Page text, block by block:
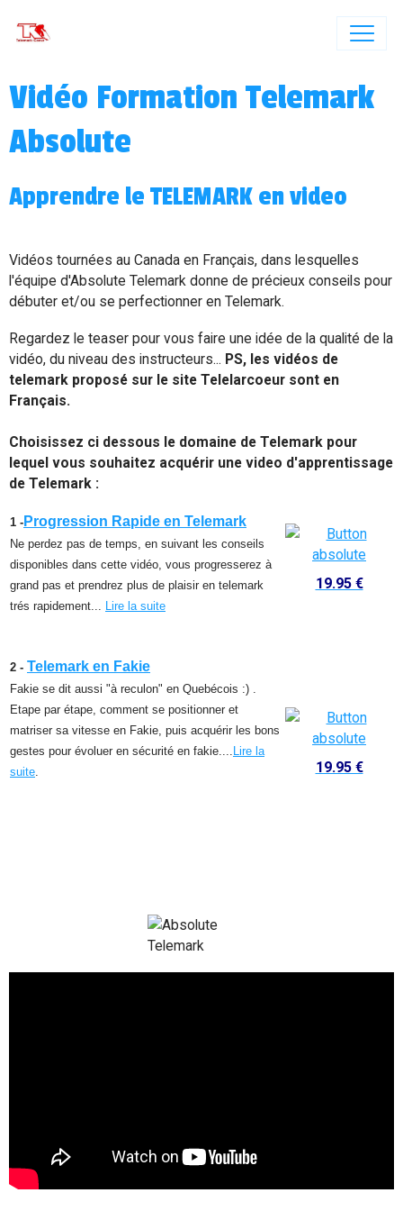
Vidéo Formation Telemark
Absolute
Apprendre le TELEMARK en video
Vidéos tournées au Canada en Français, dans lesquelles
l'équipe d'Absolute Telemark donne de précieux conseils pour
débuter et/ou se perfectionner en Telemark.
Regardez le teaser pour vous faire une idée de la qualité de la
vidéo, du niveau des instructeurs... PS, les vidéos de
telemark proposé sur le site Telelarcoeur sont en
Français.
Choisissez ci dessous le domaine de Telemark pour
lequel vous souhaitez acquérir une video d'apprentissage
de Telemark :
1 - Progression Rapide en Telemark
Ne perdez pas de temps, en suivant les conseils
disponibles dans cette vidéo, vous progresserez à
grand pas et prendrez plus de plaisir en telemark
trés rapidement... Lire la suite
19.95 €
2 - Telemark en Fakie
Fakie se dit aussi "à reculon" en Quebécois :) .
Etape par étape, comment se positionner et
matriser sa vitesse en Fakie, puis acquérir les bons
gestes pour évoluer en sécurité en fakie.... Lire la
suite. 19.95 €